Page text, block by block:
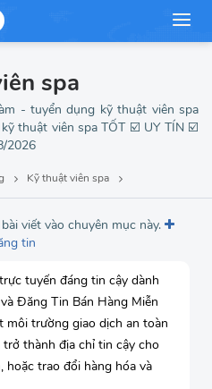
spa
- tuyển dụng kỹ thuật viên spa
thuật viên spa TỐT ☑️ UY TÍN ☑️
2026
Kỹ thuật viên spa
viết vào chuyên mục này.
tin
tuyến đáng tin cậy dành
Đăng Tin Bán Hàng Miễn
môi trường giao dịch an toàn
thành địa chỉ tin cậy cho
hoặc trao đổi hàng hóa và